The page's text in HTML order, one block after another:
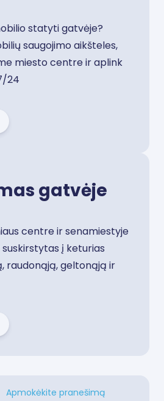
statyti gatvėje?
saugojimo aikšteles,
miesto centre ir aplink
24
gatvėje
centre ir senamiestyje
į keturias
raudonąją, geltonąją ir
Apmokėkite pranešimą